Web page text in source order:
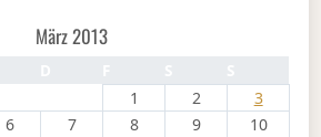
März 2013
1 2
3
6 7 8 9 10